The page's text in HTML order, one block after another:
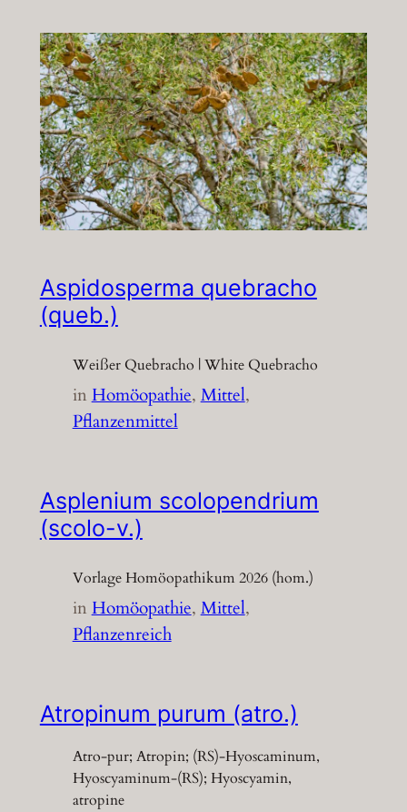
Aspidosperma quebracho
(queb.)
Weißer Quebracho | White Quebracho
inHomöopathie, Mittel
Pflanzenmittel
Asplenium scolopendrium
(scolo-v.)
Vorlage Homöopathikum 2026 (hom.)
inHomöopathie, Mittel
Pflanzenreich
Atropinum purum (atro.)
Atro-pur; Atropin; (RS)-Hyoscaminum,
Hyoscyaminum-(RS); Hyoscyamin,
atropine